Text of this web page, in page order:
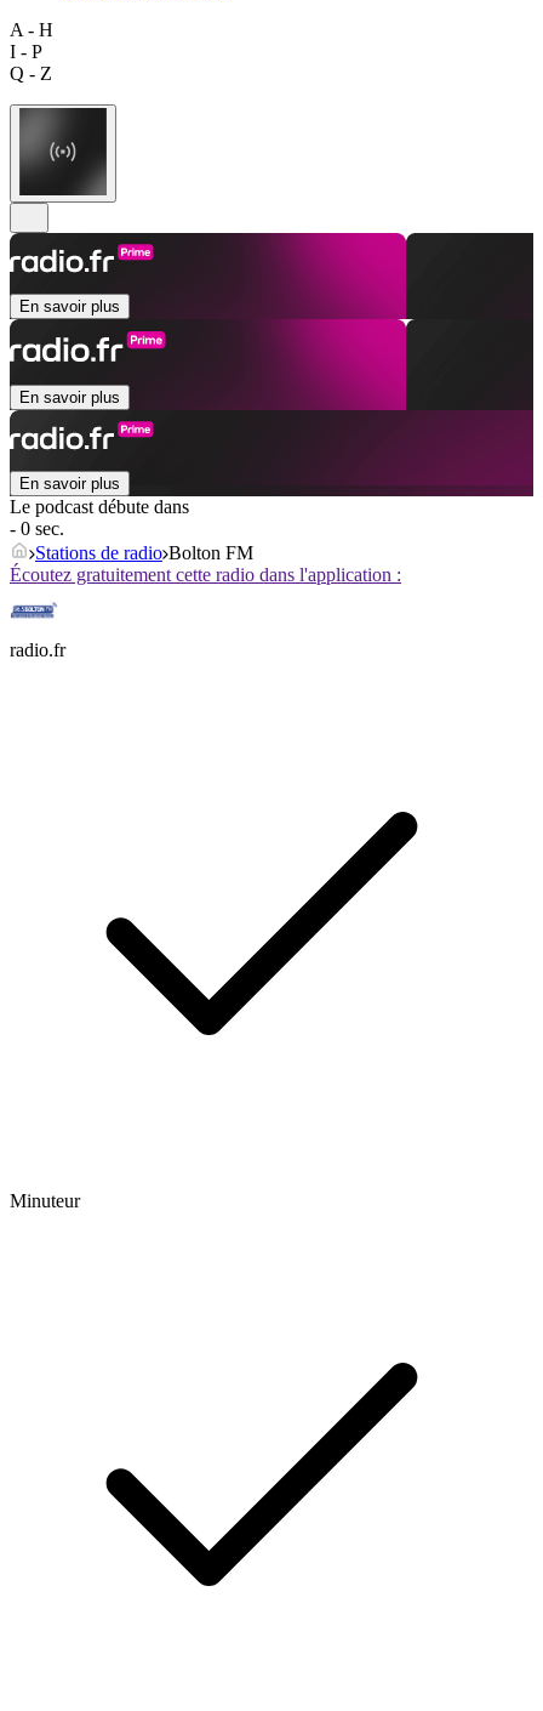
A - H
I - P
Q - Z
En savoir plus
En savoir plus
En savoir plus
Le podcast débute dans
- 0 sec.
Stations de radio Bolton FM
Écoutez gratuitement cette radio dans l'application :
radio.fr
Minuteur